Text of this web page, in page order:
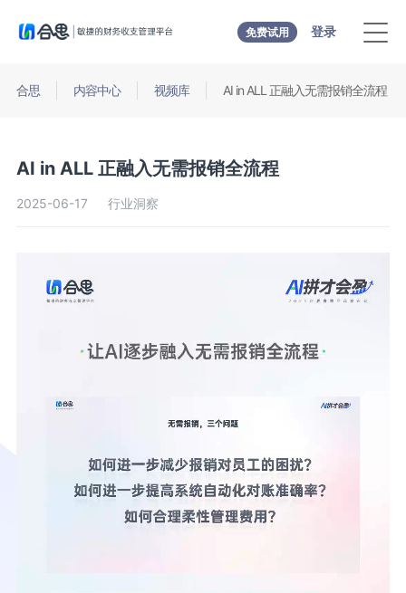
免费试用 登录
合思 内容中心 视频库 AI in ALL 正融入无需报销全流程
AI in ALL 正融入无需报销全流程
2025-06-17 行业洞察